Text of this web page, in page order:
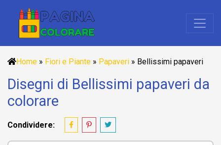
Home » Fiori e Piante » Papaveri » Bellissimi papaveri
Disegni di Bellissimi papaveri da
colorare
Condividere: